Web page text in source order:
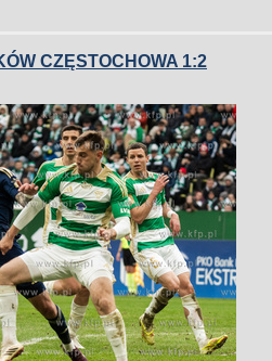
CZĘSTOCHOWA 1:2